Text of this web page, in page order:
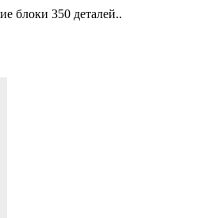
блоки 350 деталей..